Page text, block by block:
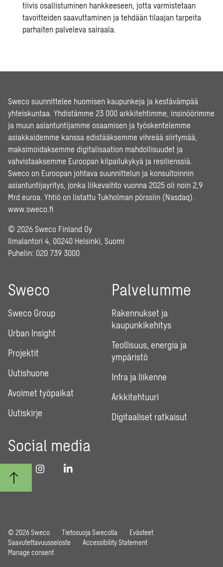
tiivis osallistuminen hankkeeseen, jotta varmistetaan
tavoitteiden saavuttaminen ja tehdään tilaajan tarpeita
parhaiten palveleva sairaala.
Sweco suunnittelee huomisen kaupunkeja ja kestävämpää
yhteiskuntaa. Yhdistämme 23 000 arkkitehtimme, insinöörimme
ja muun asiantuntijamme osaamisen ja työskentelemme
asiakkaidemme kanssa edistääksemme vihreää siirtymää,
maksimoidaksemme digitalisaation mahdollisuudet ja
vahvistaaksemme Euroopan kilpailukykyä ja resilienssiä.
Sweco on Euroopan johtava suunnittelun ja konsultoinnin
asiantuntijayritys, jonka liikevaihto vuonna 2025 oli noin 2,9
Mrd euroa. Yhtiö on listattu Tukholman pörssiin (Nasdaq).
www.sweco.fi
© 2026 Sweco Finland Oy
Ilmalantori 4, 00240 Helsinki, Suomi
Puhelin: 020 739 3000
Sweco
Sweco Group
Urban Insight
Projektit
Uutishuone
Avoimet työpaikat
Uutiskirje
Palvelumme
Rakennukset ja
kaupunkikehitys
Teollisuus, energia ja
ympäristö
Infra ja liikenne
Arkkitehtuuri
Digitaaliset ratkaisut
Social media
© 2026 Sweco Tietosuoja Swecolla
Evästeet
Saavutettavuusseloste
Accessibility Statement
Manage consent